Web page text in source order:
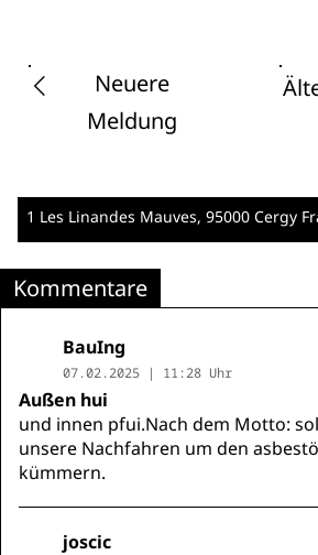
Neuere
Meldung
1 Les Linandes Mauves, 95000 Cergy
Kommentare
BauIng
07.02.2025 | 11:28 Uhr
Außen hui
und innen pfui.Nach dem Motto:
unsere Nachfahren um den
kümmern.
joscic